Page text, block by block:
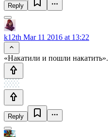
Reply
k12th Mar 11 2016 at 13:22
«Накатили и пошли накатить».
Reply